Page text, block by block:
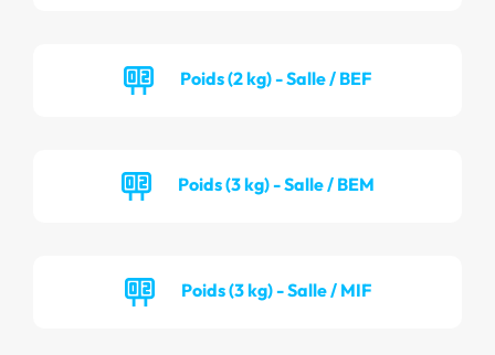
Poids (2 kg) - Salle / BEF
Poids (3 kg) - Salle / BEM
Poids (3 kg) - Salle / MIF